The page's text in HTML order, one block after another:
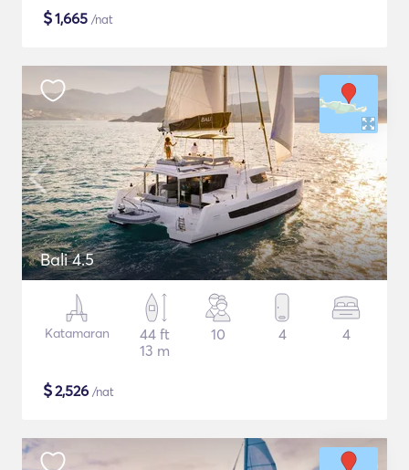
$1,665 /nat
Bali 4.5
Katamaran
44 ft
13 m
10 4 4
$2,526 /nat